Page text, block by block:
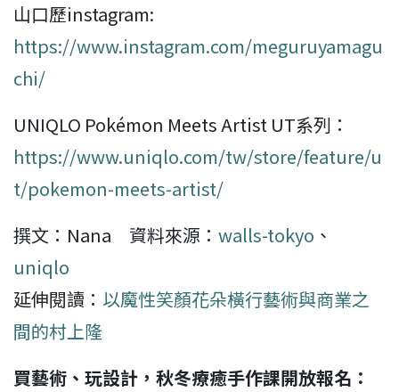
山口歷instagram:
https://www.instagram.com/meguruyamagu
chi/
UNIQLO Pokémon Meets Artist UT系列：
https://www.uniqlo.com/tw/store/feature/u
t/pokemon-meets-artist/
撰文：Nana 資料來源： walls-tokyo 、
uniqlo
延伸閱讀： 以魔性笑顏花朵橫行藝術與商業之
間的村上隆
買藝術、玩設計，秋冬療癒手作課開放報名：